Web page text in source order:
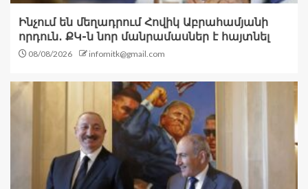
Ինչում են մեղադրում Հովիկ Աբրահամյանի
որդուն․ ՔԿ-ն նոր մանրամասներ է հայտնել
08/08/2026 infomitk@gmail.com